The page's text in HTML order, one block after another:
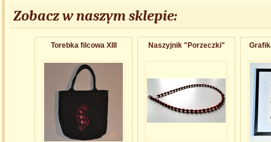
Zobacz w naszym sklepie:
Torebka filcowa XIII Naszyjnik "Porzeczki"